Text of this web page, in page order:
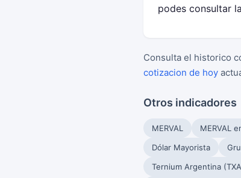
podes consultar
Consulta el historico
cotizacion de hoy
Otros indicadores
MERVAL MERVAL
Dólar Mayorista
Ternium Argentina